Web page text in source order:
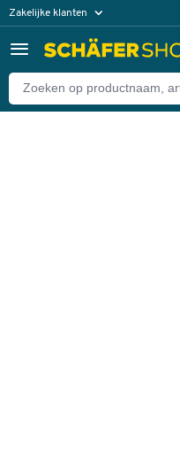
Zakelijke klanten
Particuliere klanten
Terug